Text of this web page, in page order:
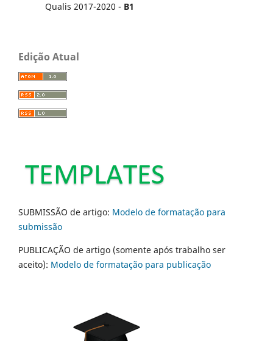
Qualis 2017-2020 - B1
Edição Atual
SUBMISSÃO de artigo: Modelo de formatação para
submissão
PUBLICAÇÃO de artigo (somente após trabalho ser
aceito): Modelo de formatação para publicação